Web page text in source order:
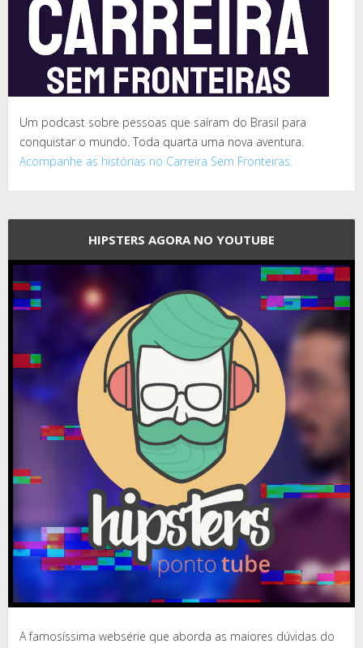
Um podcast sobre pessoas que saíram do Brasil para
conquistar o mundo. Toda quarta uma nova aventura.
Acompanhe as histórias no Carreira Sem Fronteiras.
HIPSTERS AGORA NO YOUTUBE
A famosíssima websérie que aborda as maiores dúvidas do